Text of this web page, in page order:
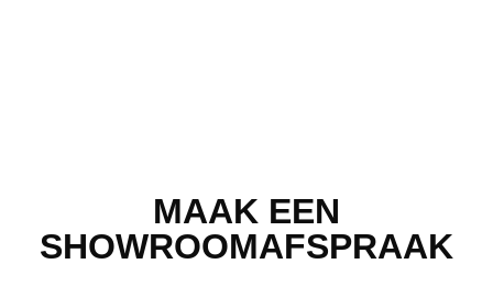
MAAK EEN
SHOWROOMAFSPRAAK